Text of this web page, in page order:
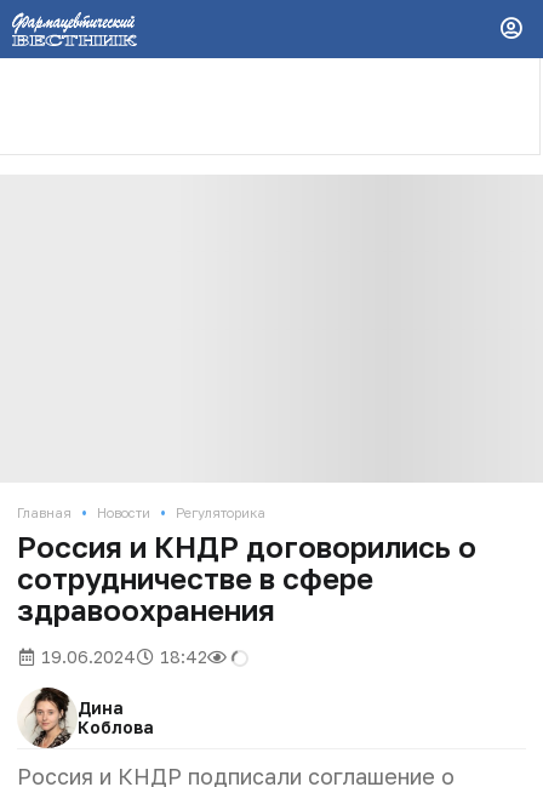
Главная • Новости • Регуляторика
Россия и КНДР договорились о
сотрудничестве в сфере
здравоохранения
19.06.2024 18:42
Дина
Коблова
Россия и КНДР подписали соглашение о